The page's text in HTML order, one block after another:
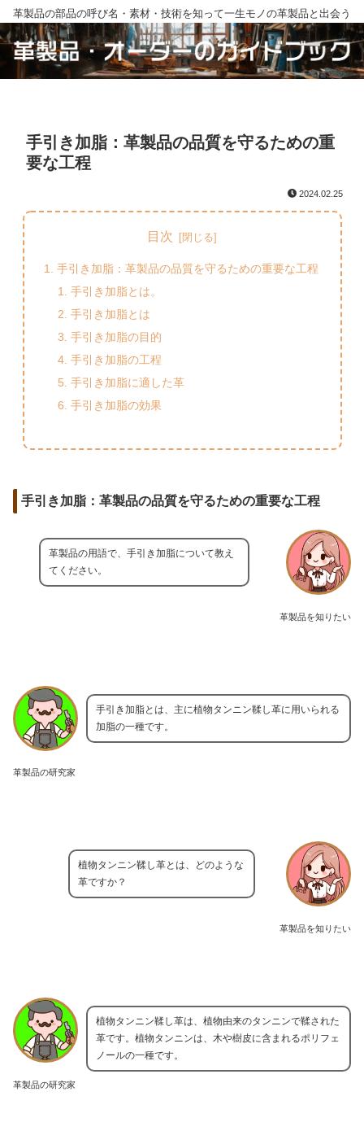
革製品の部品の呼び名・素材・技術を知って一生モノの革製品と出会う
手引き加脂：革製品の品質を守るための重
要な工程
2024.02.25
目次
手引き加脂：革製品の品質を守るための重要な工程
手引き加脂とは。
手引き加脂とは
手引き加脂の目的
手引き加脂の工程
手引き加脂に適した革
手引き加脂の効果
手引き加脂：革製品の品質を守るための重要な工程
革製品を知りたい
革製品の用語で、手引き加脂について教え
てください。
革製品の研究家
手引き加脂とは、主に植物タンニン鞣し革に用いられる
加脂の一種です。
革製品を知りたい
植物タンニン鞣し革とは、どのような
革ですか？
革製品の研究家
植物タンニン鞣し革は、植物由来のタンニンで鞣された
革です。植物タンニンは、木や樹皮に含まれるポリフェ
ノールの一種です。